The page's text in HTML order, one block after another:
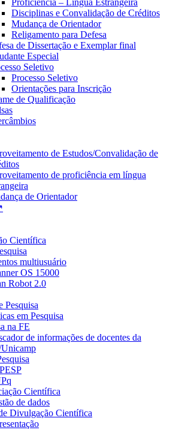
Proficiência – Língua Estrangeira
Disciplinas e Convalidação de Créditos
Mudança de Orientador
Religamento para Defesa
de Dissertação e Exemplar final
Especial
Seletivo
Processo Seletivo
Orientações para Inscrição
de Qualificação
de Estudos/Convalidação de
de proficiência em língua
de Orientador
Científica
multiusuário
OS 15000
Robot 2.0
Pesquisa
em Pesquisa
na FE
de informações de docentes da
Científica
de dados
Divulgação Científica